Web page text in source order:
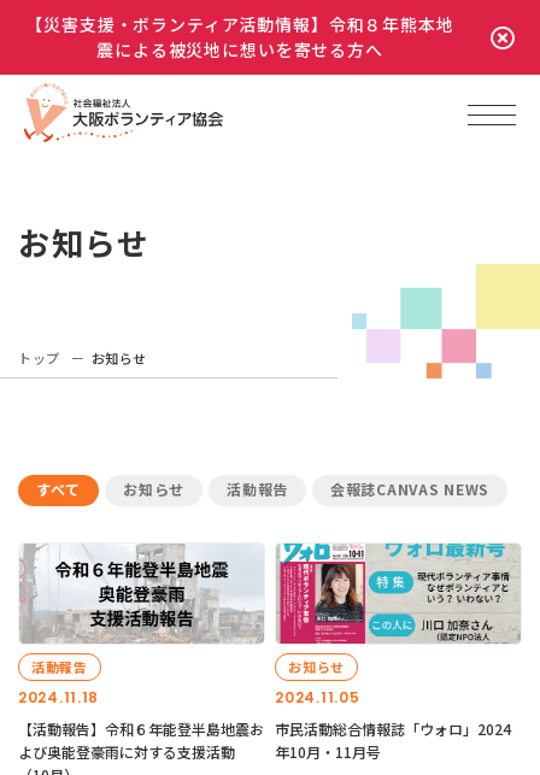
【災害支援・ボランティア活動情報】令和８年熊本地
震による被災地に想いを寄せる方へ
お知らせ
トップ お知らせ
すべて お知らせ 活動報告 会報誌CANVAS NEWS
2024.11.18
活動報告
【活動報告】令和６年能登半島地震お
よび奥能登豪雨に対する支援活動
2024.11.05
お知らせ
市民活動総合情報誌「ウォロ」2024
年10月・11月号